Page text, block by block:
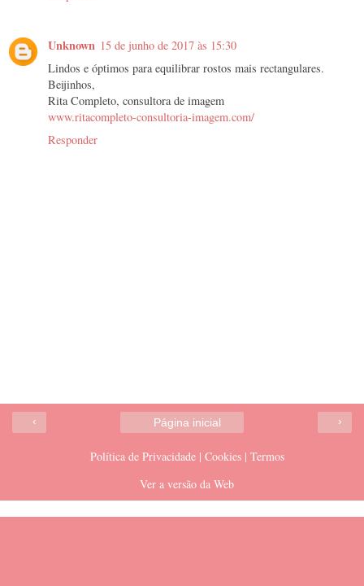
Unknown 15 de junho de 2017 às 15:30
Lindos e óptimos para equilibrar rostos mais rectangulares.
Beijinhos,
Rita Completo, consultora de imagem
www.ritacompleto-consultoria-imagem.com/
Responder
‹ ›
Página inicial
Política de Privacidade | Cookies | Termos
Ver a versão da Web